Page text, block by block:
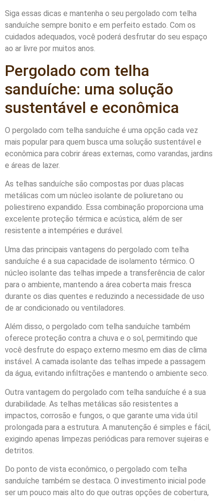
Siga essas dicas e mantenha o seu pergolado com telha
sanduíche sempre bonito e em perfeito estado. Com os
cuidados adequados, você poderá desfrutar do seu espaço
ao ar livre por muitos anos.
Pergolado com telha
sanduíche: uma solução
sustentável e econômica
O pergolado com telha sanduíche é uma opção cada vez
mais popular para quem busca uma solução sustentável e
econômica para cobrir áreas externas, como varandas, jardins
e áreas de lazer.
As telhas sanduíche são compostas por duas placas
metálicas com um núcleo isolante de poliuretano ou
poliestireno expandido. Essa combinação proporciona uma
excelente proteção térmica e acústica, além de ser
resistente a intempéries e durável.
Uma das principais vantagens do pergolado com telha
sanduíche é a sua capacidade de isolamento térmico. O
núcleo isolante das telhas impede a transferência de calor
para o ambiente, mantendo a área coberta mais fresca
durante os dias quentes e reduzindo a necessidade de uso
de ar condicionado ou ventiladores.
Além disso, o pergolado com telha sanduíche também
oferece proteção contra a chuva e o sol, permitindo que
você desfrute do espaço externo mesmo em dias de clima
instável. A camada isolante das telhas impede a passagem
da água, evitando infiltrações e mantendo o ambiente seco.
Outra vantagem do pergolado com telha sanduíche é a sua
durabilidade. As telhas metálicas são resistentes a
impactos, corrosão e fungos, o que garante uma vida útil
prolongada para a estrutura. A manutenção é simples e fácil,
exigindo apenas limpezas periódicas para remover sujeiras e
detritos.
Do ponto de vista econômico, o pergolado com telha
sanduíche também se destaca. O investimento inicial pode
ser um pouco mais alto do que outras opções de cobertura,